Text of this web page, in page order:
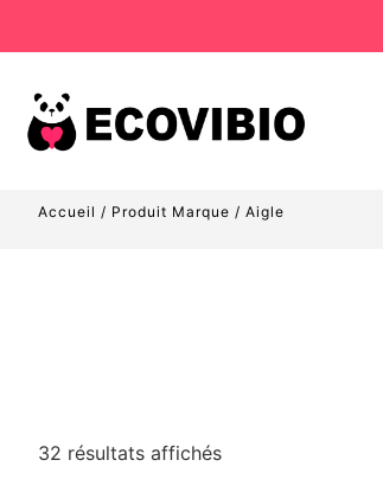
Accueil / Produit Marque / Aigle
32 résultats affichés